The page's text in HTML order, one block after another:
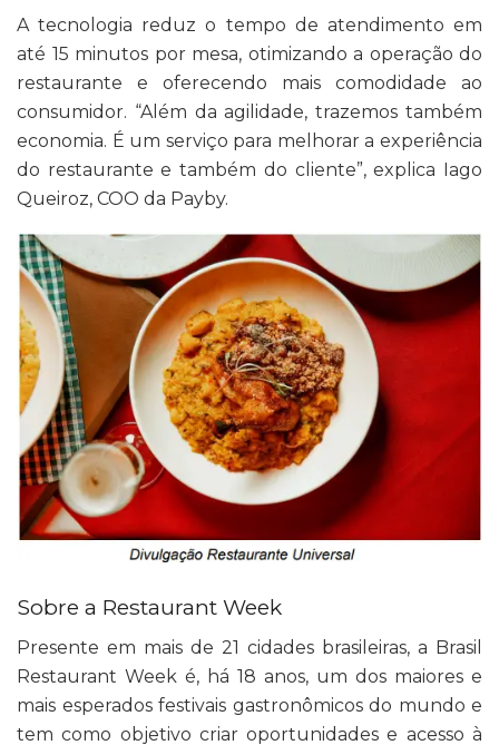
A tecnologia reduz o tempo de atendimento em
até 15 minutos por mesa, otimizando a operação do
restaurante e oferecendo mais comodidade ao
consumidor. “Além da agilidade, trazemos também
economia. É um serviço para melhorar a experiência
do restaurante e também do cliente”, explica Iago
Queiroz, COO da Payby.
Sobre a Restaurant Week
Presente em mais de 21 cidades brasileiras, a Brasil
Restaurant Week é, há 18 anos, um dos maiores e
mais esperados festivais gastronômicos do mundo e
tem como objetivo criar oportunidades e acesso à